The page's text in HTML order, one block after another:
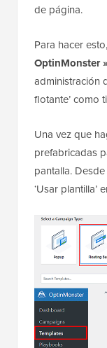
de página.
Para hacer
OptinMonster
administración
flotante’ como
Una vez que
prefabricadas
pantalla.
‘Usar plantilla’